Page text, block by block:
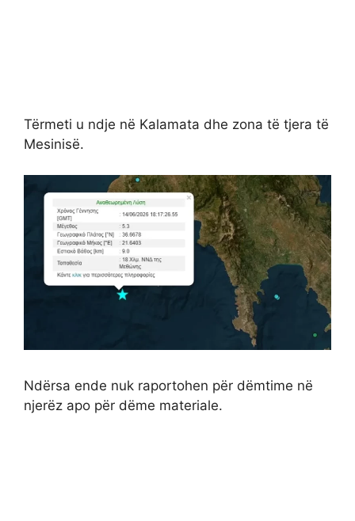
Tërmeti u ndje në Kalamata dhe zona të tjera të
Mesinisë.
Ndërsa ende nuk raportohen për dëmtime në
njerëz apo për dëme materiale.